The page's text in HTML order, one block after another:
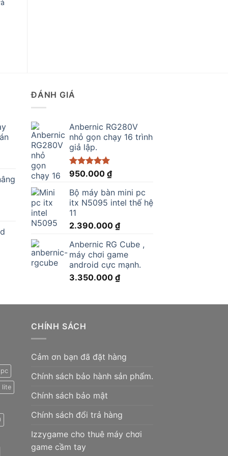
ĐÁNH GIÁ
Anbernic RG280V
nhỏ gọn chạy 16 trình
giả lập.
Được xếp
5 sao
950.000 ₫
Bộ máy bàn mini pc
itx N5095 intel thế hệ
11
2.390.000 ₫
Anbernic RG Cube ,
máy chơi game
android cực mạnh.
3.350.000 ₫
lite
CHÍNH SÁCH
Cảm ơn bạn đã đặt hàng
Chính sách bảo hành sản phẩm.
Chính sách bảo mật
Chính sách đổi trả hàng
Izzygame cho thuê máy chơi
game cầm tay